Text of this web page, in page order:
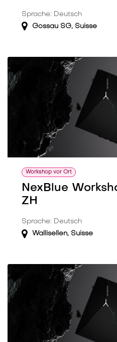
Sprache: Deutsch
Gossau SG, Suisse
Workshop vor Ort
NexBlue
ZH
Sprache: Deutsch
Wallisellen, Suisse